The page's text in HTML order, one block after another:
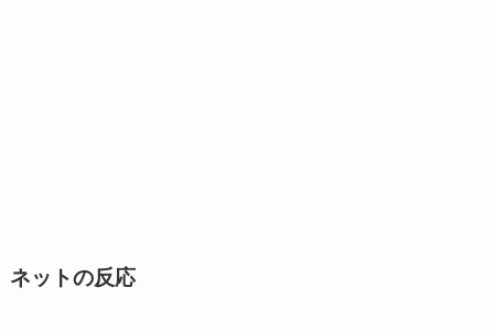
ネットの反応